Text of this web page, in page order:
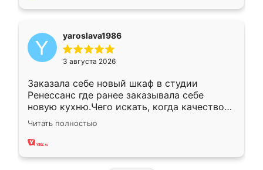
yaroslava1986
3 августа 2026
Заказала себе новый шкаф в студии
Ренессанс где ранее заказывала себе
новую кухню.Чего искать, когда качеством
вполне довольна. Служит кухня уже почти
два года, нареканий нет.
Читать полностью